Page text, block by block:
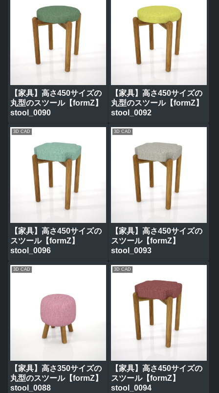
【家具】高さ450サイズの
丸型のスツール【formZ】
stool_0090
【家具】高さ450サイズの
丸型のスツール【formZ】
stool_0092
3D CAD
【家具】高さ450サイズの
スツール【formZ】
stool_0096
3D CAD
【家具】高さ450サイズの
スツール【formZ】
stool_0093
3D CAD
【家具】高さ350サイズの
丸型のスツール【formZ】
stool_0088
3D CAD
【家具】高さ450サイズの
スツール【formZ】
stool_0094